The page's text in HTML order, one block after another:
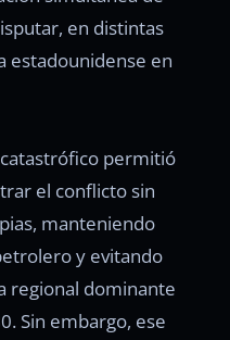
en distintas
estadounidense en
permitió
el conflicto sin
manteniendo
y evitando
regional dominante
Sin embargo, ese